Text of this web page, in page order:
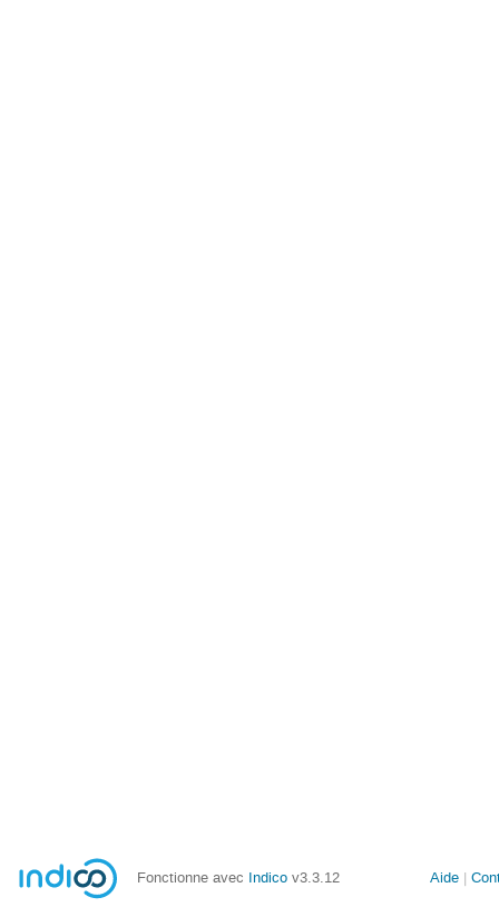
Fonctionne avec Indico v3.3.12 Aide